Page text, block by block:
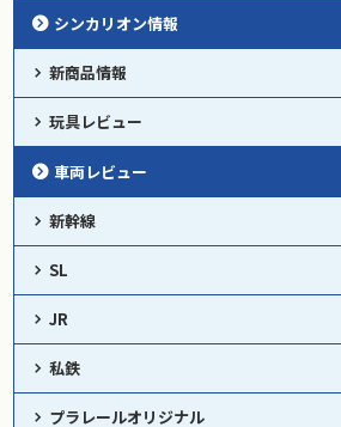
シンカリオン情報
新商品情報
玩具レビュー
車両レビュー
新幹線
SL
JR
私鉄
プラレールオリジナル